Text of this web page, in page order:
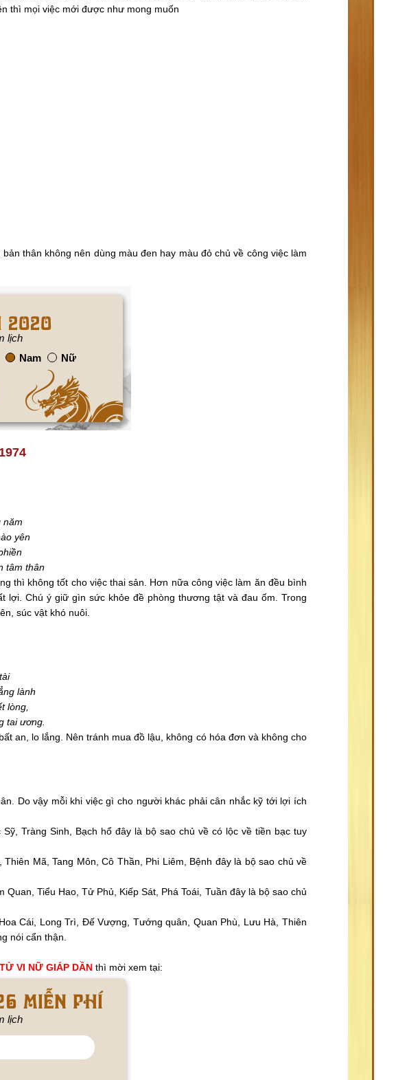
thì mọi việc mới được như mong muốn
thân không nên dùng màu đen hay màu đỏ chủ về công việc làm
lịch
Nam Nữ
năm
yên
tâm thân
thì không tốt cho việc thai sản. Hơn nữa công việc làm ăn đều bình
lợi. Chú ý giữ gìn sức khỏe đề phòng thương tật và đau ốm. Trong
súc vật khó nuôi.
lành
lòng,
tai ương.
an, lo lắng. Nên tránh mua đồ lậu, không có hóa đơn và không cho
Do vậy mỗi khi việc gì cho người khác phải cân nhắc kỹ tới lợi ích
Sỹ, Tràng Sinh, Bạch hổ đây là bộ sao chủ về có lộc về tiền bạc tuy
Thiên Mã, Tang Môn, Cô Thần, Phi Liêm, Bệnh đây là bộ sao chủ về
Quan, Tiểu Hao, Tử Phủ, Kiếp Sát, Phá Toái, Tuần đây là bộ sao chủ
Cái, Long Trì, Đế Vượng, Tướng quân, Quan Phù, Lưu Hà, Thiên
nói cẩn thận.
VI NỮ GIÁP DẦN thì mời xem tại:
miễn phí
lịch